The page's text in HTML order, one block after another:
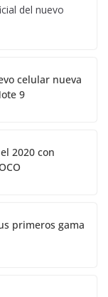
del nuevo
celular nueva
9
2020 con
primeros gama